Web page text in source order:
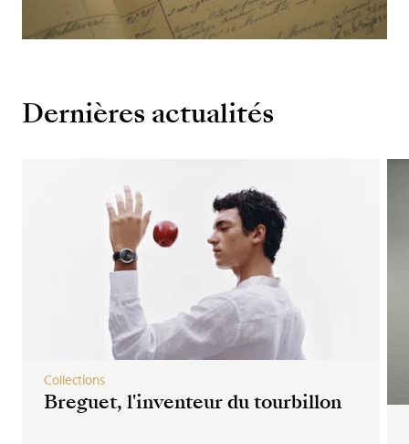
Dernières actualités
Breguet, l'inventeur du tourbillon
Collections